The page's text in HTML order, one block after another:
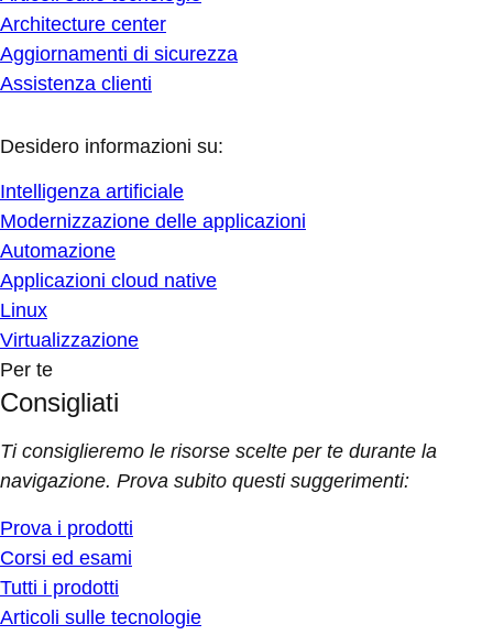
Architecture center
Aggiornamenti di sicurezza
Assistenza clienti
Desidero informazioni su:
Intelligenza artificiale
Modernizzazione delle applicazioni
Automazione
Applicazioni cloud native
Linux
Virtualizzazione
Per te
Consigliati
Ti consiglieremo le risorse scelte per te durante la
navigazione. Prova subito questi suggerimenti:
Prova i prodotti
Corsi ed esami
Tutti i prodotti
Articoli sulle tecnologie